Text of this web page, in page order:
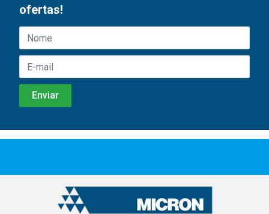
ofertas!